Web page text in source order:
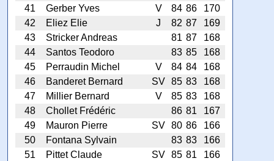
41
Gerber Yves V 84 86
170
42
Eliez Elie J 82 87
169
43
Stricker Andreas 81 87
168
44
Santos Teodoro 83 85
168
45
Perraudin Michel V 84 84
168
46
Banderet Bernard SV 85 83
168
47
Millier Bernard V 85 83
168
48
Chollet Frédéric 86 81
167
49
Mauron Pierre SV 80 86
166
50
Fontana Sylvain 83 83
166
51
Pittet Claude SV 85 81
166